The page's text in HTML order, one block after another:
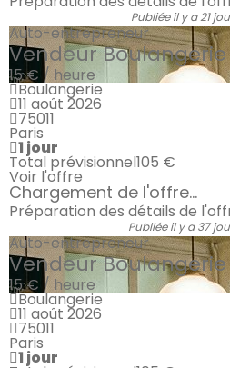
Publiée il y a 21
Auto-entrepreneur
Vendeur Boulangerie
15 € / heure
Boulangerie
11 août 2026
75011
Paris
1 jour
Total prévisionnel105 €
Voir l'offre
Chargement de l'offre...
Préparation des détails de
Publiée il y a 37
Auto-entrepreneur
Vendeur Boulangerie
15 € / heure
Boulangerie
11 août 2026
75011
Paris
1 jour